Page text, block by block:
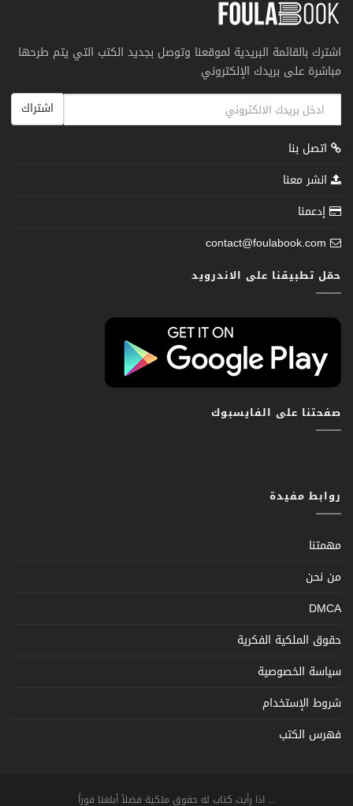
اشترك بالقائمة البريدية لموقعنا وتوصل بجديد الكتب التي يتم طرحها
مباشرة على بريدك الإلكتروني
اشتراك
اتصل بنا
انشر معنا
إدعمنا
contact@foulabook.com
حمّل تطبيقنا على الاندرويد
صفحتنا على الفايسبوك
روابط مفيدة
مهمتنا
من نحن
DMCA
حقوق الملكية الفكرية
سياسة الخصوصية
شروط الإستخدام
فهرس الكتب
... اذا رأيت كتاب له حقوق ملكية فضلاً أبلغنا فوراً